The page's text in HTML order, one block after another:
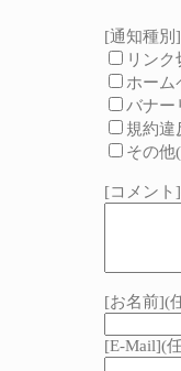
[通知種別]
リンク
ホーム
バナー
規約違
その他
[コメント
[お名前](
[E-Mail](